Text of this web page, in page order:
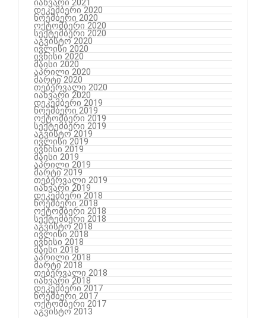
იანვარი 2021
დეკემბერი 2020
ნოემბერი 2020
ოქტომბერი 2020
სექტემბერი 2020
აგვისტო 2020
ივლისი 2020
ივნისი 2020
მაისი 2020
აპრილი 2020
მარტი 2020
თებერვალი 2020
იანვარი 2020
დეკემბერი 2019
ნოემბერი 2019
ოქტომბერი 2019
სექტემბერი 2019
აგვისტო 2019
ივლისი 2019
ივნისი 2019
მაისი 2019
აპრილი 2019
მარტი 2019
თებერვალი 2019
იანვარი 2019
დეკემბერი 2018
ნოემბერი 2018
ოქტომბერი 2018
სექტემბერი 2018
აგვისტო 2018
ივლისი 2018
ივნისი 2018
მაისი 2018
აპრილი 2018
მარტი 2018
თებერვალი 2018
იანვარი 2018
დეკემბერი 2017
ნოემბერი 2017
ოქტომბერი 2017
აგვისტო 2013